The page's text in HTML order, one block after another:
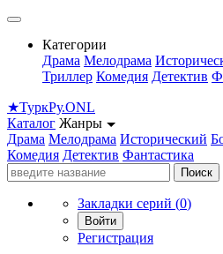
Категории
Драма Мелодрама
Триллер Комедия Детектив
★ТуркРу.ONL
Каталог Жанры
Драма Мелодрама Исторический
Комедия Детектив Фантастика
Поиск
Закладки серий (0)
Войти
Регистрация